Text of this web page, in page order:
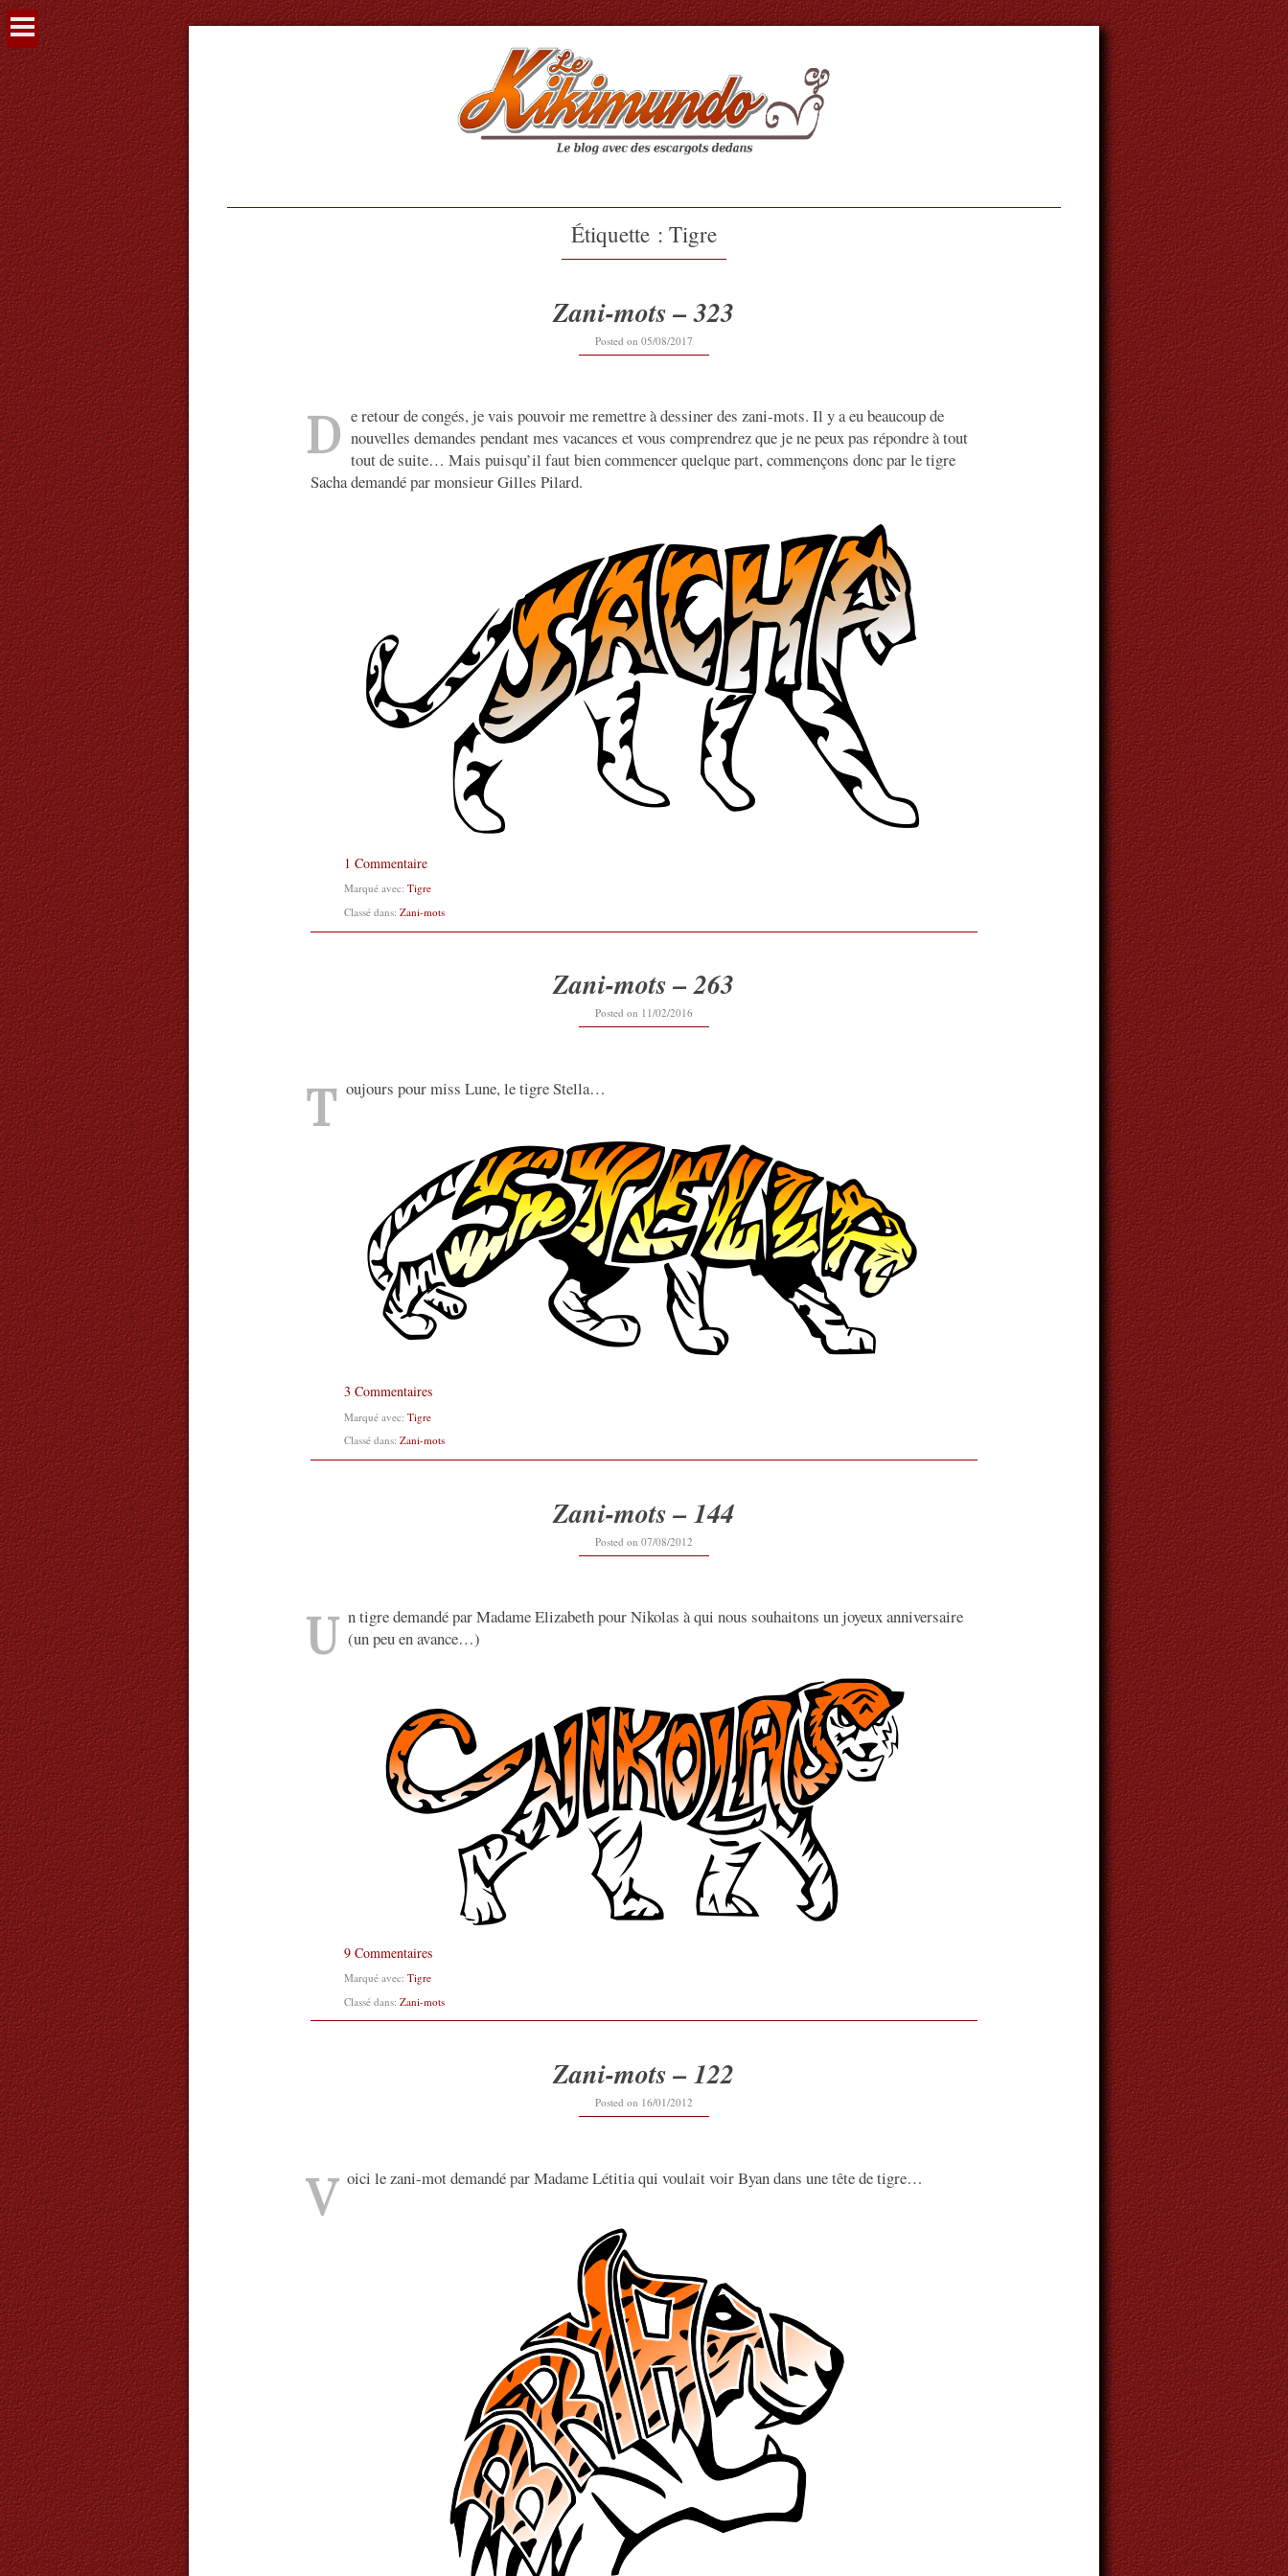
Voir
le
contenu
Étiquette : Tigre
Zani-mots – 323
Posted on 05/08/2017
D e retour de congés, je vais pouvoir me remettre à dessiner des zani-mots. Il y a eu beaucoup de
nouvelles demandes pendant mes vacances et vous comprendrez que je ne peux pas répondre à tout
tout de suite… Mais puisqu’il faut bien commencer quelque part, commençons donc par le tigre
Sacha demandé par monsieur Gilles Pilard.
1 Commentaire
Marqué avec: Tigre
Classé dans: Zani-mots
Zani-mots – 263
Posted on 11/02/201612/09/2019
T oujours pour miss Lune, le tigre Stella…
3 Commentaires
Marqué avec: Tigre
Classé dans: Zani-mots
Zani-mots – 144
Posted on 07/08/2012
U n tigre demandé par Madame Elizabeth pour Nikolas à qui nous souhaitons un joyeux anniversaire
(un peu en avance…)
9 Commentaires
Marqué avec: Tigre
Classé dans: Zani-mots
Zani-mots – 122
Posted on 16/01/2012
V oici le zani-mot demandé par Madame Létitia qui voulait voir Byan dans une tête de tigre…